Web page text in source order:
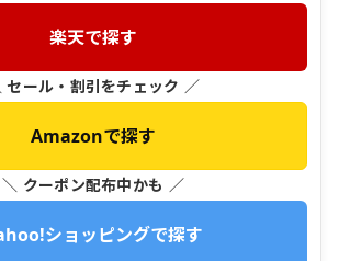
楽天で探す
セール・割引をチェック ／
Amazonで探す
＼ クーポン配布中かも ／
ショッピングで探す